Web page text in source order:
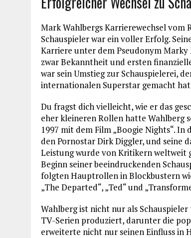
Mark Wahlbergs Karrierewechsel vom
Schauspieler war ein voller Erfolg.
Karriere unter dem Pseudonym
zwar Bekanntheit und ersten
war sein Umstieg zur Schauspielerei,
internationalen Superstar gemacht
Du fragst dich vielleicht, wie er das
eher kleineren Rollen hatte Wahlberg
1997 mit dem Film „Boogie Nights“. In
den Pornostar Dirk Diggler, und seine
Leistung wurde von Kritikern weltweit
Beginn seiner beeindruckenden
folgten Hauptrollen in Blockbustern
„The Departed“, „Ted“ und
Wahlberg ist nicht nur als
TV-Serien produziert, darunter die
erweiterte nicht nur seinen Einfluss in